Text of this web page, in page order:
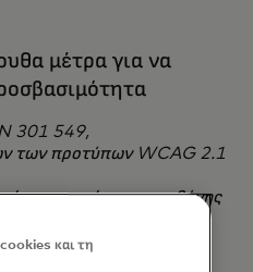
μέτρα για να
301 549,
των προτύπων WCAG 2.1
ανάγνωσης οθόνης
για μη κειμενικό
και τη